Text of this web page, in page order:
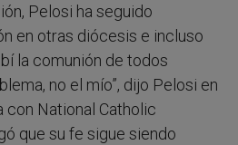
Pelosi ha seguido
en otras diócesis e incluso
la comunión de todos
no el mío”, dijo Pelosi en
con National Catholic
que su fe sigue siendo